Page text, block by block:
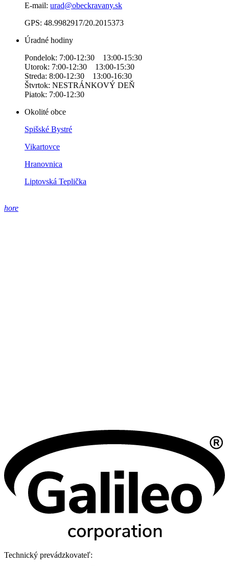
E-mail: urad@obeckravany.sk
GPS: 48.9982917/20.2015373
Úradné hodiny
Pondelok: 7:00-12:30 13:00-15:30
Utorok: 7:00-12:30 13:00-15:30
Streda: 8:00-12:30 13:00-16:30
Štvrtok: NESTRÁNKOVÝ DEŇ
Piatok: 7:00-12:30
Okolité obce
Spišské Bystré
Vikartovce
Hranovnica
Liptovská Teplička
hore
Technický prevádzkovateľ: